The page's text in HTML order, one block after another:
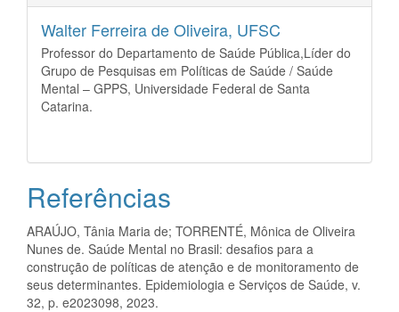
Walter Ferreira de Oliveira, UFSC
Professor do Departamento de Saúde Pública,Líder do
Grupo de Pesquisas em Políticas de Saúde / Saúde
Mental – GPPS, Universidade Federal de Santa
Catarina.
Referências
ARAÚJO, Tânia Maria de; TORRENTÉ, Mônica de Oliveira
Nunes de. Saúde Mental no Brasil: desafios para a
construção de políticas de atenção e de monitoramento de
seus determinantes. Epidemiologia e Serviços de Saúde, v.
32, p. e2023098, 2023.